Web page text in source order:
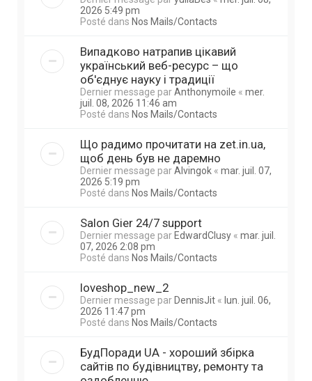
2026 5:49 pm
Posté dans Nos Mails/Contacts
Випадково натрапив цікавий
український веб-ресурс – що
об'єднує науку і традиції
Dernier message parAnthonymoile « mer.
juil. 08, 2026 11:46 am
Posté dans Nos Mails/Contacts
Що радимо прочитати на zet.in.ua,
щоб день був не даремно
Dernier message parAlvingok « mar. juil. 07,
2026 5:19 pm
Posté dans Nos Mails/Contacts
Salon Gier 24/7 support
Dernier message par EdwardClusy « mar. juil.
07, 2026 2:08 pm
Posté dans Nos Mails/Contacts
loveshop_new_2
Dernier message par DennisJit « lun. juil. 06,
2026 11:47 pm
Posté dans Nos Mails/Contacts
БудПоради UA - хороший збірка
сайтів по будівництву, ремонту та